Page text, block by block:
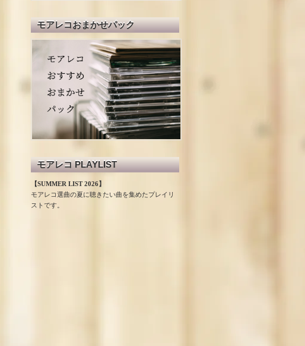
モアレコおまかせパック
モアレコ PLAYLIST
【SUMMER LIST 2026】
モアレコ選曲の夏に聴きたい曲を集めたプレイリ
ストです。